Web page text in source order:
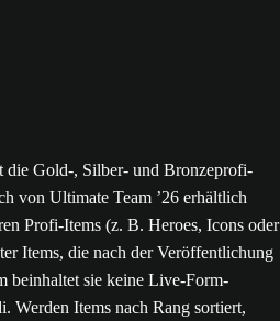
die Gold-, Silber- und Bronzeprofi-
von Ultimate Team ’26 erhältlich
Profi-Items (z. B. Heroes, Icons oder
Items, die nach der Veröffentlichung
beinhaltet sie keine Live-Form-
Werden Items nach Rang sortiert,